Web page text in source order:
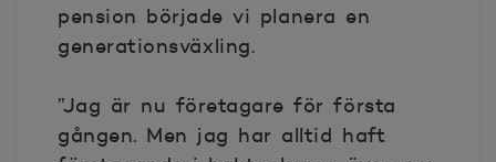
pension började vi planera en
generationsväxling.
”Jag är nu företagare för första
gången. Men jag har alltid haft